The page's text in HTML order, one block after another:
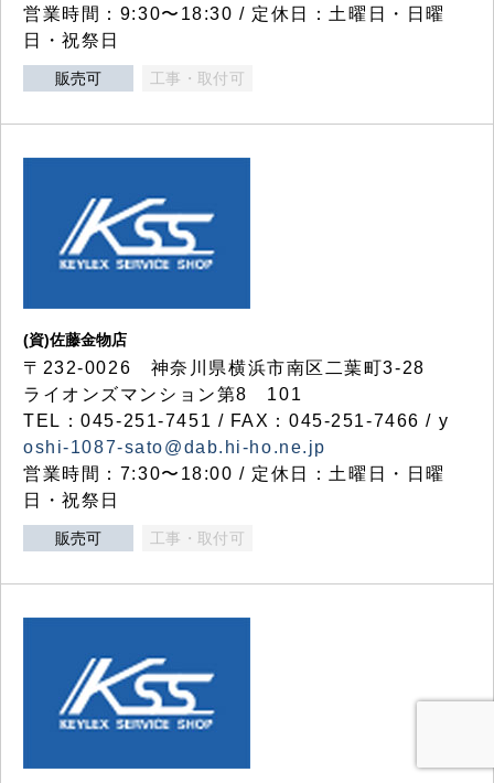
営業時間：9:30〜18:30 / 定休日：土曜日・日曜
日・祝祭日
販売可 工事・取付可
(資)佐藤金物店
〒232-0026 神奈川県横浜市南区二葉町3-28
ライオンズマンション第8 101
TEL：045-251-7451 / FAX：045-251-7466 / y
oshi-1087-sato@dab.hi-ho.ne.jp
営業時間：7:30〜18:00 / 定休日：土曜日・日曜
日・祝祭日
販売可 工事・取付可